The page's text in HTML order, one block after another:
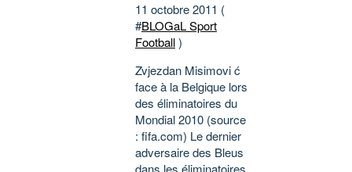
11 octobre 2011 (
#BLOGaL Sport
Football)
Zvjezdan Misimovi ć
face à la Belgique lors
des éliminatoires du
Mondial 2010 (source
: fifa.com) Le dernier
adversaire des Bleus
dans les éliminatoires